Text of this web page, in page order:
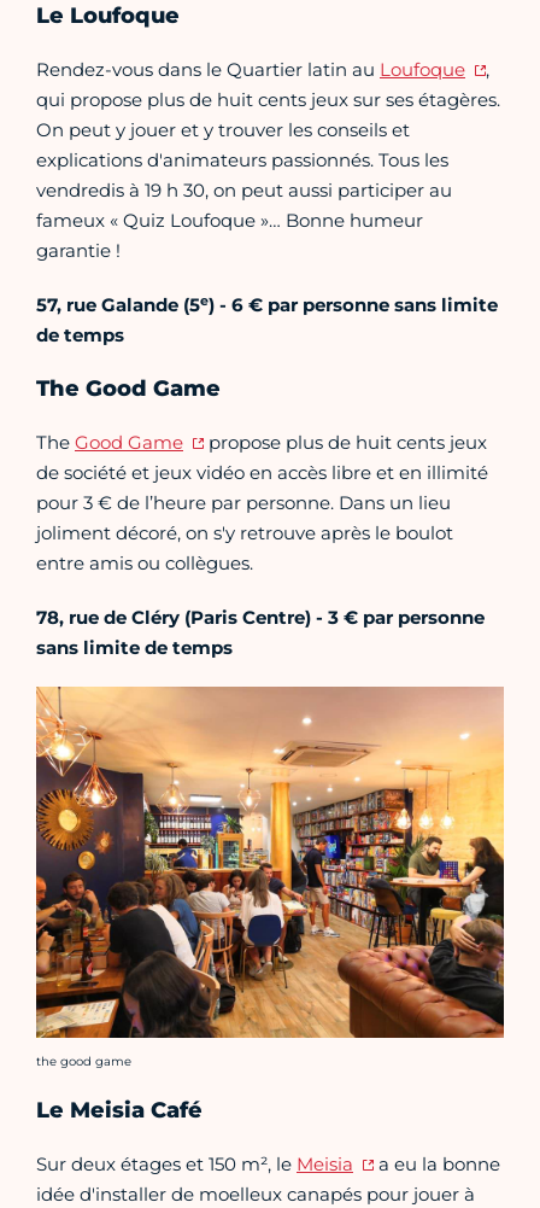
Le Loufoque
Rendez-vous dans le Quartier latin au Loufoque
,
qui propose plus de huit cents jeux sur ses étagères.
On peut y jouer et y trouver les conseils et
explications d'animateurs passionnés. Tous les
vendredis à 19 h 30, on peut aussi participer au
fameux « Quiz Loufoque »… Bonne humeur
garantie !
57, rue Galande (5e) - 6 € par personne sans limite
de temps
The Good Game
The Good Game
propose plus de huit cents jeux
de société et jeux vidéo en accès libre et en illimité
pour 3 € de l’heure par personne. Dans un lieu
joliment décoré, on s'y retrouve après le boulot
entre amis ou collègues.
78, rue de Cléry (Paris Centre) - 3 € par personne
sans limite de temps
Crédit photo :
the good game
Le Meisia Café
Sur deux étages et 150 m², le Meisia
a eu la bonne
idée d'installer de moelleux canapés pour jouer à